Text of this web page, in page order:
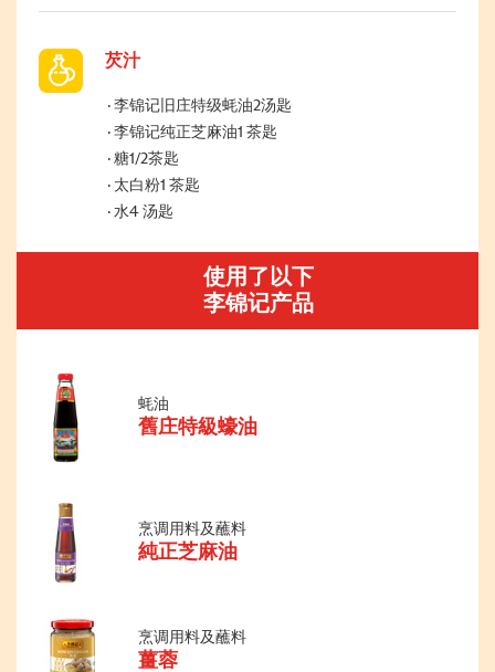
芡汁
李锦记旧庄特级蚝油2汤匙
李锦记纯正芝麻油1 茶匙
糖1/2茶匙
太白粉1 茶匙
水4 汤匙
使用了以下
李锦记产品
蚝油
舊庄特級蠔油
烹调用料及蘸料
純正芝麻油
烹调用料及蘸料
薑蓉